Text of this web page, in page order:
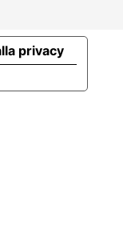
privacy